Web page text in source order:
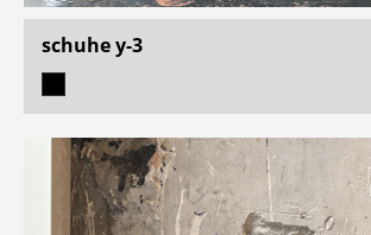
schuhe y-3